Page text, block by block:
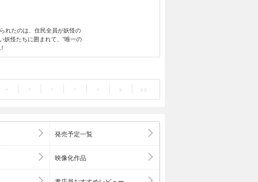
れたのは、住民全員が妖怪の
妖怪たちに囲まれて、“唯一の
・ ・ ・ ・ ・ > >>
発売予定一覧
映像化作品